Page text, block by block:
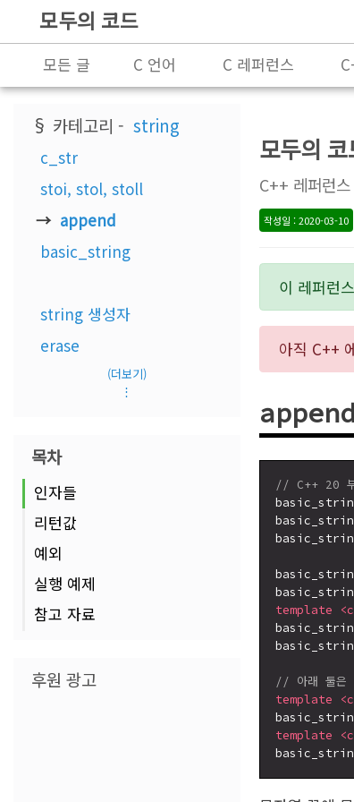
모두의 코드
모든 글 C 언어 C 레퍼런스
§ 카테고리 - string
c_str
stoi, stol, stoll
append
basic_string
string 생성자
erase
(더보기)
⋮
목차
인자들
리턴값
예외
실행 예제
참고 자료
후원 광고
모두의 코
C++ 레퍼런
작성일 : 2020-03-10
이 레퍼런
아직 C++
append
// C++ 20
template
// 아래 둘은
template
template